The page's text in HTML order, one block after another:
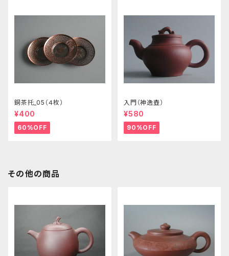
銅茶托_05（４枚）
¥400
60%OFF
入門（神逸壺）
¥580
90%OFF
その他の商品